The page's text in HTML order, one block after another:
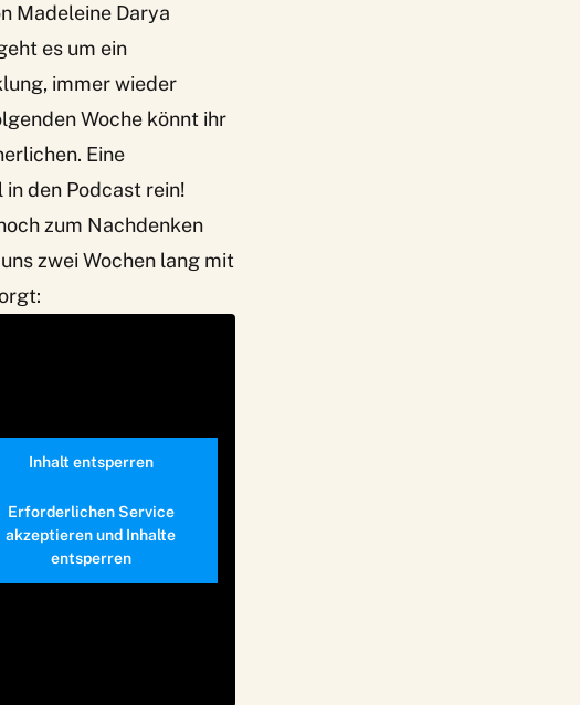
Madeleine Darya
es um ein
immer wieder
Woche könnt ihr
Eine
den Podcast rein!
zum Nachdenken
zwei Wochen lang mit
Inhalt entsperren
Erforderlichen Service
akzeptieren und Inhalte
entsperren